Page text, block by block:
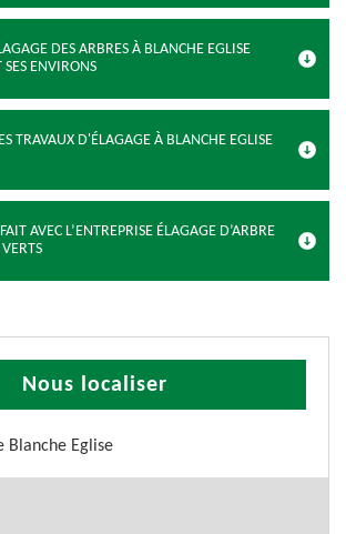
DES ARBRES À BLANCHE EGLISE
ENVIRONS
TRAVAUX D'ÉLAGAGE À BLANCHE EGLISE
AVEC L’ENTREPRISE ÉLAGAGE D’ARBRE
VERTS
Nous localiser
Blanche Eglise